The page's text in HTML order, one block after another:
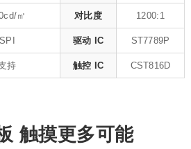
㎡ 对比度 1200:1
SPI 驱动 IC ST7789P
持 触控 IC CST816D
触摸更多可能